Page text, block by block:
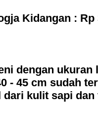
Kidangan : Rp
dengan ukuran
- 45 cm sudah
kulit sapi